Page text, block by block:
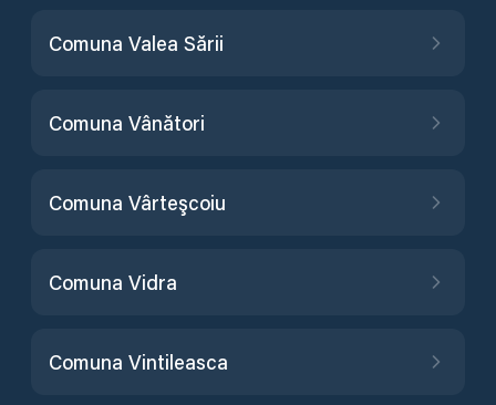
Comuna Valea Sării
Comuna Vânători
Comuna Vârteşcoiu
Comuna Vidra
Comuna Vintileasca